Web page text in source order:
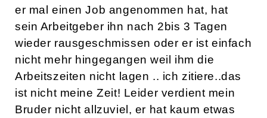
er mal einen Job angenommen hat, hat
sein Arbeitgeber ihn nach 2bis 3 Tagen
wieder rausgeschmissen oder er ist einfach
nicht mehr hingegangen weil ihm die
Arbeitszeiten nicht lagen .. ich zitiere..das
ist nicht meine Zeit! Leider verdient mein
Bruder nicht allzuviel, er hat kaum etwas